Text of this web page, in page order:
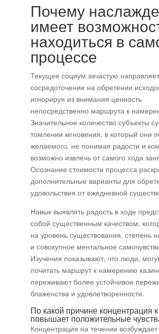
Почему
имеет
находиться в
процессе
Текущее социум зачастую направляет
сосредоточение на обретении
игнорируя из внимания ценность
непосредственно маршрута к
Значительное количество субъекты
томлении мгновения, в который они
желаемого, не понимая радости и
возможно извлечь от самого хода
Осознание стоимости процесса
дополнительные варианты для
удовольствия от ежедневной
Навык выявлять радость в ходе
собой существенным качеством,
на уровень существования, степень
и совокупное ментальное
Изучения показывают, что люди,
почитать маршрут к намерению
переживают более устойчивое
блаженства и удовлетворенности.
По какой причине концентрация
повышает положительные
Концентрация на течении возбуждает